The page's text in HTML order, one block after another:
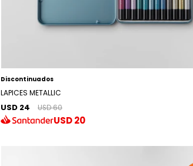
Discontinuados
LAPICES METALLIC
USD 24 USD 60
USD20